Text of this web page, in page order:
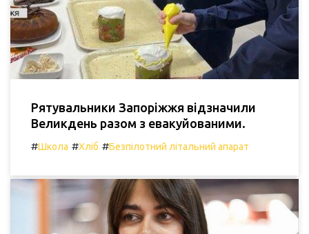
Рятувальники Запоріжжя відзначили
Великдень разом з евакуйованими.
#Школа #Хліб #Безпілотний літальний апарат